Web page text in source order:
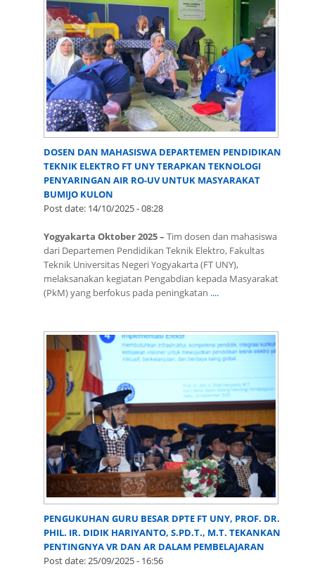
DOSEN DAN MAHASISWA DEPARTEMEN PENDIDIKAN
TEKNIK ELEKTRO FT UNY TERAPKAN TEKNOLOGI
PENYARINGAN AIR RO-UV UNTUK MASYARAKAT
BUMIJO KULON
Post date: 14/10/2025 - 08:28
Yogyakarta Oktober 2025 – Tim dosen dan mahasiswa
dari Departemen Pendidikan Teknik Elektro, Fakultas
Teknik Universitas Negeri Yogyakarta (FT UNY),
melaksanakan kegiatan Pengabdian kepada Masyarakat
(PkM) yang berfokus pada peningkatan ....
PENGUKUHAN GURU BESAR DPTE FT UNY, PROF. DR.
PHIL. IR. DIDIK HARIYANTO, S.PD.T., M.T. TEKANKAN
PENTINGNYA VR DAN AR DALAM PEMBELAJARAN
Post date:25/09/2025 - 16:56